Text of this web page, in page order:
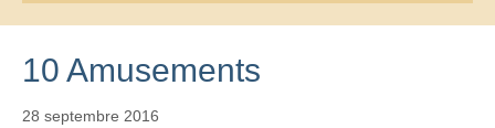
10 Amusements
28 septembre 2016